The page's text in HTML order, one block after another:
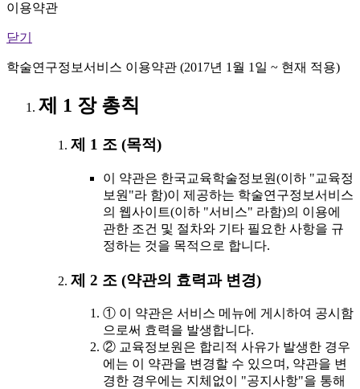
이용약관
닫기
학술연구정보서비스 이용약관 (2017년 1월 1일 ~ 현재 적용)
제 1 장 총칙
제 1 조 (목적)
이 약관은 한국교육학술정보원(이하 "교육정
보원"라 함)이 제공하는 학술연구정보서비스
의 웹사이트(이하 "서비스" 라함)의 이용에
관한 조건 및 절차와 기타 필요한 사항을 규
정하는 것을 목적으로 합니다.
제 2 조 (약관의 효력과 변경)
① 이 약관은 서비스 메뉴에 게시하여 공시함
으로써 효력을 발생합니다.
② 교육정보원은 합리적 사유가 발생한 경우
에는 이 약관을 변경할 수 있으며, 약관을 변
경한 경우에는 지체없이 "공지사항"을 통해